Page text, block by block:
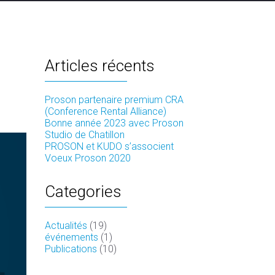
Articles récents
Proson partenaire premium CRA
(Conference Rental Alliance)
Bonne année 2023 avec Proson
Studio de Chatillon
PROSON et KUDO s’associent
Voeux Proson 2020
Categories
Actualités (19)
événements (1)
Publications (10)